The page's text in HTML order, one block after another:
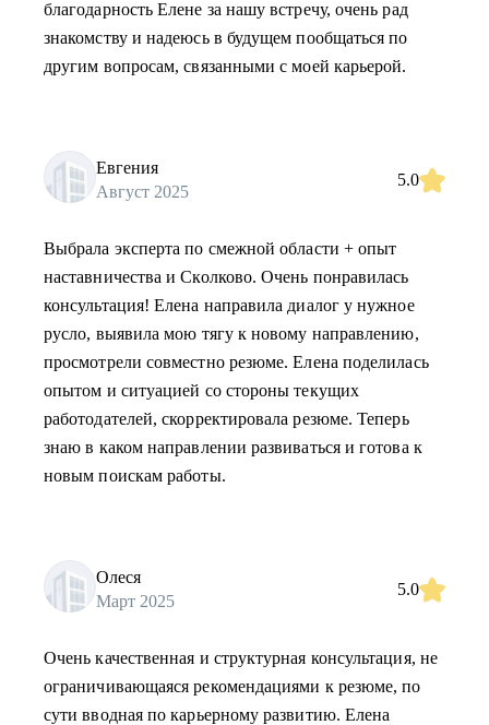
благодарность Елене за нашу встречу, очень рад
знакомству и надеюсь в будущем пообщаться по
другим вопросам, связанными с моей карьерой.
Евгения
Август 2025
5.0
Выбрала эксперта по смежной области + опыт
наставничества и Сколково. Очень понравилась
консультация! Елена направила диалог у нужное
русло, выявила мою тягу к новому направлению,
просмотрели совместно резюме. Елена поделилась
опытом и ситуацией со стороны текущих
работодателей, скорректировала резюме. Теперь
знаю в каком направлении развиваться и готова к
новым поискам работы.
Олеся
Март 2025
5.0
Очень качественная и структурная консультация, не
ограничивающаяся рекомендациями к резюме, по
сути вводная по карьерному развитию. Елена